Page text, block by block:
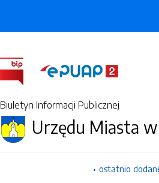
Biuletyn Informacji Publicznej
Urzędu Miasta
ostatnio